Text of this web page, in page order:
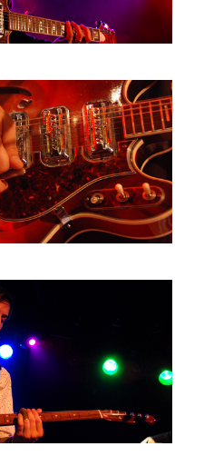
ARTDIVISION
WEBSHOP